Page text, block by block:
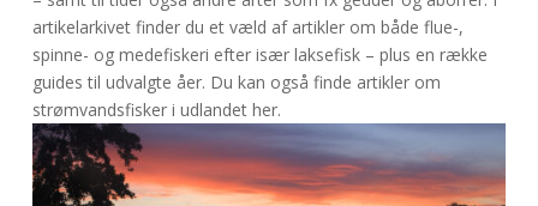
artikelarkivet finder du et væld af artikler om både flue-,
spinne- og medefiskeri efter især laksefisk – plus en række
guides til udvalgte åer. Du kan også finde artikler om
strømvandsfisker i udlandet her.